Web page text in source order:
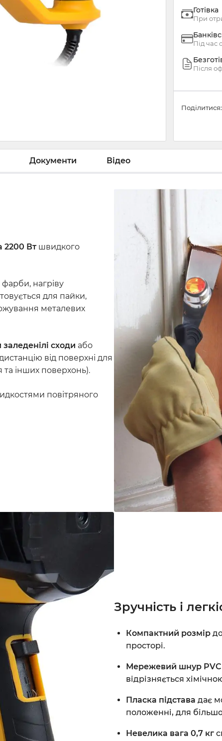
Готівка
При
Під час
Після
Поділитися:
Документи Відео
2200 Втшвидкого
нагріву
для пайки,
металевих
сходи або
від поверхні для
інших поверхонь).
повітряного
Зручність і
Компактний розмір
просторі.
Мережевий шнур PVC
відрізняється
Пласка підстава дає
положенні, для
Невелика вага 0,7 кг